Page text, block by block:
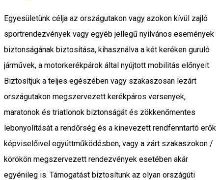
Egyesületünk célja az országutakon vagy azokon kívül zajló
sportrendezvények vagy egyéb jellegű nyilvános események
biztonságának biztosítása, kihasználva a két keréken guruló
járművek, a motorkerékpárok által nyújtott mobilitás előnyeit.
Biztosítjuk a teljes egészében vagy szakaszosan lezárt
országutakon megszervezett kerékpáros versenyek,
maratonok és triatlonok biztonságát és zökkenőmentes
lebonyolítását a rendőrség és a kinevezett rendfenntartó erők
képviselőivel együttműködésben, vagy a zárt szakaszokon /
körökön megszervezett rendezvények esetében akár
egyénileg is. Támogatást biztosítunk az olyan országúti